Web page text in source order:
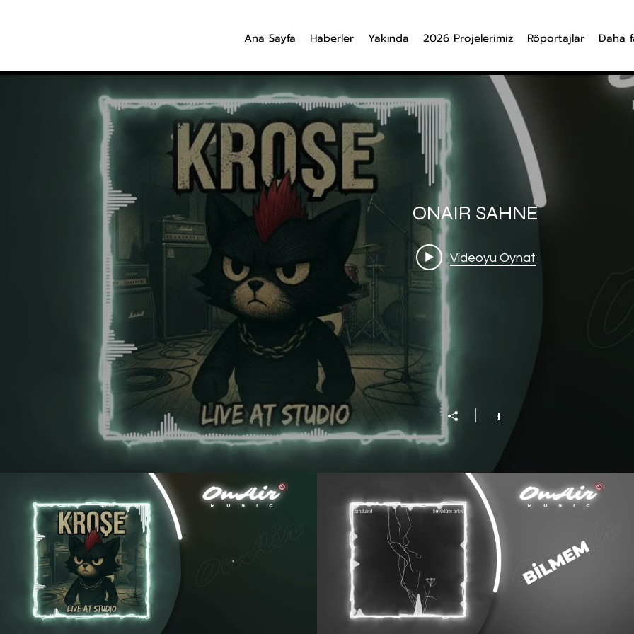
Ana Sayfa Haberler Yakında 2026 Projelerimiz Röportajlar Daha
ONAIR SAHNE
Videoyu Oynat
Kroşe - Baykuşlar (Official Lyric Video)
Videoyu Oynat
farukanıl - Büyüdüm Artık (Official Lyric Video)
Videoyu Oynat